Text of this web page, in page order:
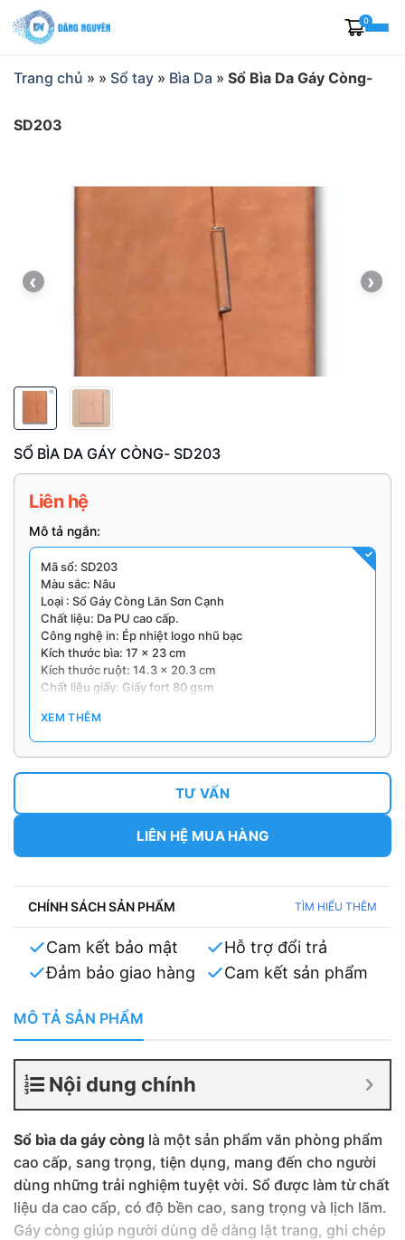
Skip
to
0
Trang chủ » » Sổ tay » Bìa Da » Sổ Bìa Da Gáy Còng-
SD203
‹ ›
SỔ BÌA DA GÁY CÒNG- SD203
Liên hệ
Mô tả ngắn:
Mã sổ: SD203
Màu sắc: Nâu
Loại : Sổ Gáy Còng Lăn Sơn Cạnh
Chất liệu: Da PU cao cấp.
Công nghệ in: Ép nhiệt logo nhũ bạc
Kích thước bìa: 17 x 23 cm
Kích thước ruột: 14.3 x 20.3 cm
Chất liệu giấy: Giấy fort 80 gsm
In ấn: Nhận theo yêu cầu của khách hàng
Lưu ý :
thay đổi tùy thuộc vào đơn hàng cụ thể !
XEM THÊM
TƯ VẤN
LIÊN HỆ MUA HÀNG
CHÍNH SÁCH SẢN PHẨM TÌM HIỂU THÊM
Cam kết bảo mật
Hỗ trợ đổi trả
Đảm bảo giao hàng
Cam kết sản phẩm
MÔ TẢ SẢN PHẨM
Nội dung chính
Sổ bìa da gáy còng là một sản phẩm văn phòng phẩm
cao cấp, sang trọng, tiện dụng, mang đến cho người
dùng những trải nghiệm tuyệt vời. Sổ được làm từ chất
liệu da cao cấp, có độ bền cao, sang trọng và lịch lãm.
Gáy còng giúp người dùng dễ dàng lật trang, ghi chép